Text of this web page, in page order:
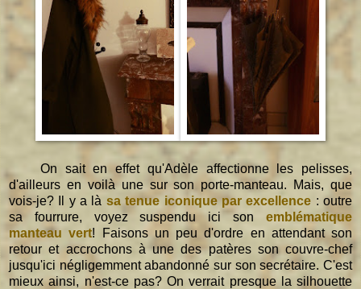
On sait en effet qu'Adèle affectionne les pelisses,
d'ailleurs en voilà une sur son porte-manteau. Mais, que
vois-je? Il y a là sa tenue iconique par excellence : outre
sa fourrure, voyez suspendu ici son emblématique
manteau vert! Faisons un peu d'ordre en attendant son
retour et accrochons à une des patères son couvre-chef
jusqu'ici négligemment abandonné sur son secrétaire. C'est
mieux ainsi, n'est-ce pas? On verrait presque la silhouette